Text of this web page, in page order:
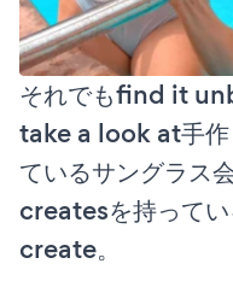
それでもfind it
take a look at手作
ているサングラス
createsを持って
create。